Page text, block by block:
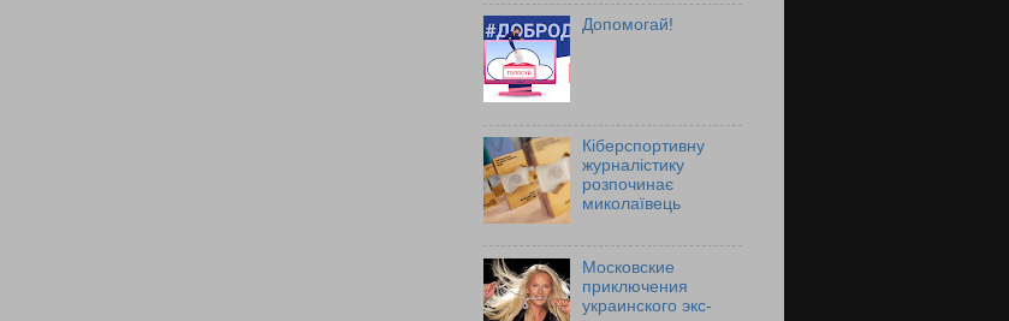
Допомогай!
Кіберспортивну
журналістику
розпочинає
миколаївець
Московские
приключения
украинского экс-